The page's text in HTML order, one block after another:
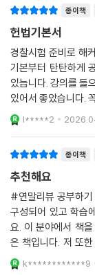
종이책
헌법기본서
경찰시험 준비로 해
기본부터 탄탄하게
있늡니다. 강의를 들
있어서 좋았습니다.
l*****2
종이책
추천해요
#연말리뷰 공부하
구성되어 있고 학습
요. 이 분야에서 책
은 책입니다. 저 또
방대한 양의 문제를
k************9